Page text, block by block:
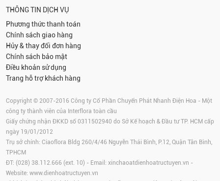
THÔNG TIN DỊCH VỤ
Phương thức thanh toán
Chính sách giao hàng
Hủy & thay đổi đơn hàng
Chính sách bảo mật
Điều khoản sử dụng
Trang hỗ trợ khách hàng
Copyright © 2007-2016 Công ty Cổ Phần Chuyển Phát Nhanh Điện Hoa - Một
công ty thành viên của Interflora toàn cầu
Giấy chứng nhận ĐKKD số 0311502940 do Sở Kế hoạch & Đầu tư TP. HCM cấp
ngày 19/01/2012
Trụ sở chính: Ciaoflora Bldg 260/4/46 Nguyễn Thái Bình, P.12, Quận Tân Bình,
TPHCM
ĐT: (028) 38.112.666 (ext. 10) - Email: xinchaoatdienhoatructuyen.vn -
Website: www.dienhoatructuyen.vn